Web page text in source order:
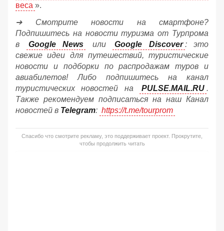
веса ».
➔ Смотрите новости на смартфоне?
Подпишитесь на новости туризма от Турпрома
в
Google News или Google Discover : это
свежие идеи для путешествий, туристические
новости и подборки по распродажам туров и
авиабилетов! Либо подпишитесь на канал
туристических новостей на
PULSE.MAIL.RU .
Также рекомендуем подписаться на наш Канал
новостей в Telegram: https://t.me/tourprom
Спасибо что смотрите рекламу, это поддерживает проект. Прокрутите,
чтобы продолжить читать